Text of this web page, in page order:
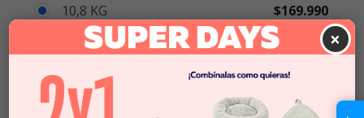
10,8 KG
$15.740 x KG
$169.990
$169.990
En Stock
×